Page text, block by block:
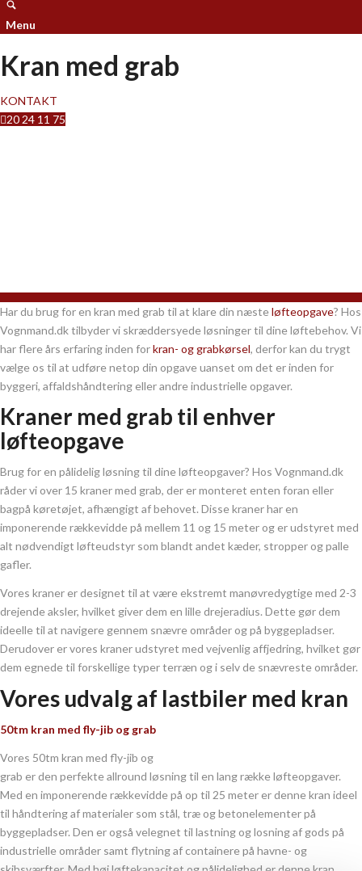
Menu
Kran med grab
KONTAKT
20 24 11 75
Har du brug for en kran med grab til at klare din næsteløfteopgave? Hos
Vognmand.dk tilbyder vi skræddersyede løsninger til dine løftebehov. Vi
har flere års erfaring inden forkran- og grabkørsel, derfor kan du trygt
vælge os til at udføre netop din opgave uanset om det er inden for
byggeri, affaldshåndtering eller andre industrielle opgaver.
Kraner med grab til enhver
løfteopgave
Brug for en pålidelig løsning til dine løfteopgaver? Hos Vognmand.dk
råder vi over 15 kraner med grab, der er monteret enten foran eller
bagpå køretøjet, afhængigt af behovet. Disse kraner har en
imponerende rækkevidde på mellem 11 og 15 meter og er udstyret med
alt nødvendigt løfteudstyr som blandt andet kæder, stropper og palle
gafler.
Vores kraner er designet til at være ekstremt manøvredygtige med 2-3
drejende aksler, hvilket giver dem en lille drejeradius. Dette gør dem
ideelle til at navigere gennem snævre områder og på byggepladser.
Derudover er vores kraner udstyret med vejvenlig affjedring, hvilket gør
dem egnede til forskellige typer terræn og i selv de snævreste områder.
Vores udvalg af lastbiler med kran
50tm kran med fly-jib og grab
Vores 50tm kran med fly-jib og
grab er den perfekte allround løsning til en lang række løfteopgaver.
Med en imponerende rækkevidde på op til 25 meter er denne kran ideel
til håndtering af materialer som stål, træ og betonelementer på
byggepladser. Den er også velegnet til lastning og losning af gods på
industrielle områder samt flytning af containere på havne- og